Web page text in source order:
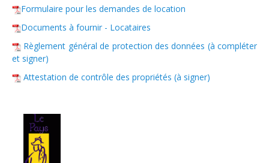
Inscription et Documents à fournir
Attributions
Quand vous devenez locataire...
Droits et devoirs
Réparations à charge de ...
Formulaire pour les demandes de location
Documents à fournir - Locataires
Règlement général de protection des données (à compléter
et signer)
Attestation de contrôle des propriétés (à signer)